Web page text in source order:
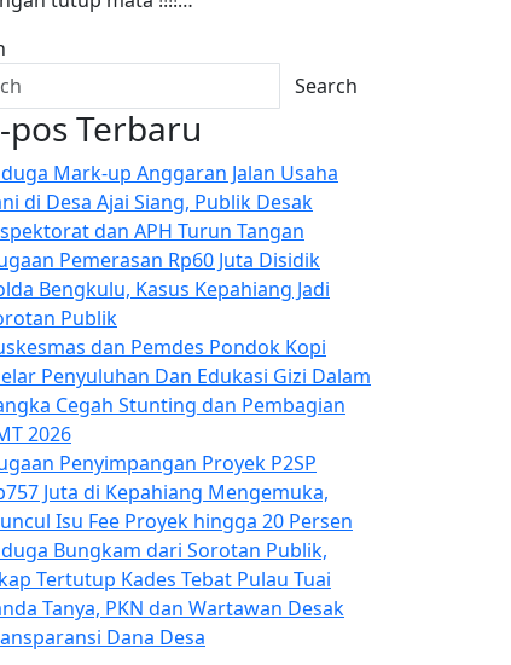
Search
pos Terbaru
Mark-up Anggaran Jalan Usaha
di Desa Ajai Siang, Publik Desak
dan APH Turun Tangan
Pemerasan Rp60 Juta Disidik
Bengkulu, Kasus Kepahiang Jadi
Publik
dan Pemdes Pondok Kopi
Penyuluhan Dan Edukasi Gizi Dalam
Cegah Stunting dan Pembagian
2026
Penyimpangan Proyek P2SP
Juta di Kepahiang Mengemuka,
Isu Fee Proyek hingga 20 Persen
Bungkam dari Sorotan Publik,
Tertutup Kades Tebat Pulau Tuai
Tanya, PKN dan Wartawan Desak
Dana Desa